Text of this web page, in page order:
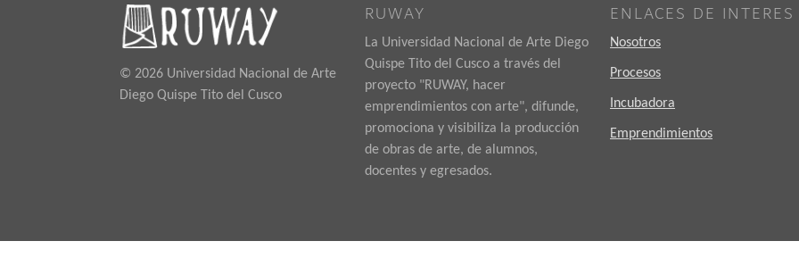
© 2026 Universidad Nacional de Arte
Diego Quispe Tito del Cusco
RUWAY
La Universidad Nacional de Arte Diego
Quispe Tito del Cusco a través del
proyecto "RUWAY, hacer
emprendimientos con arte", difunde,
promociona y visibiliza la producción
de obras de arte, de alumnos,
docentes y egresados.
ENLACES DE INTERES
Nosotros
Procesos
Incubadora
Emprendimientos